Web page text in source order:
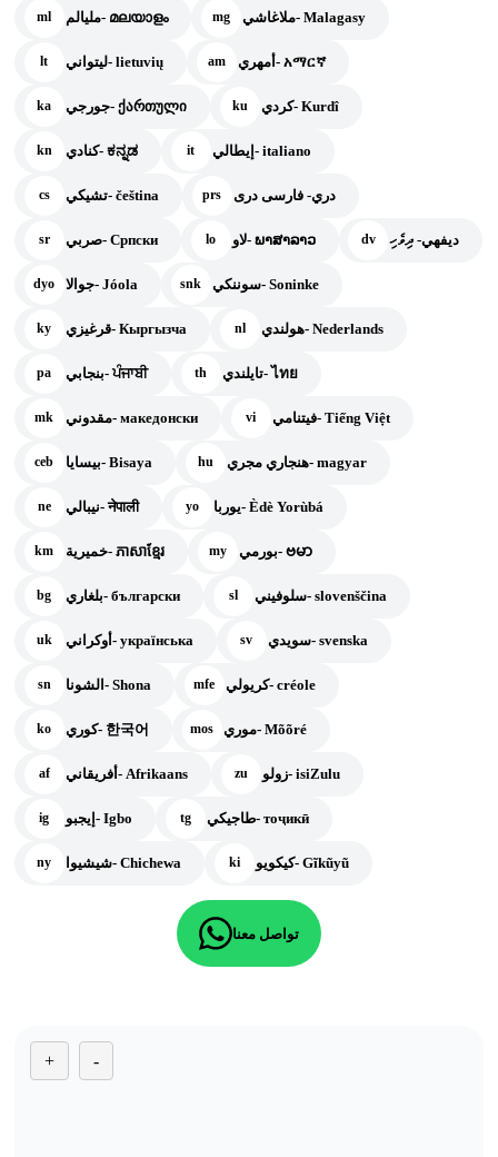
ml مليالم- മലയാളം mg ملاغاشي- Malagasy
lt ليتواني- lietuvių am أمهري- አማርኛ
ka جورجي- ქართული ku كردي- Kurdî
kn كنادي- ಕನ್ನಡ it إيطالي- italiano
cs تشيكي- čeština prs دري- فارسی دری
sr صربي- Српски lo لاو- ພາສາລາວ dv ديفهي- ދިވެހި
dyo جوالا- Jóola snk سوننكي- Soninke
ky قرغيزي- Кыргызча nl هولندي- Nederlands
pa بنجابي- ਪੰਜਾਬੀ th تايلندي- ไทย
mk مقدوني- македонски vi فيتنامي- Tiếng Việt
ceb بيسايا- Bisaya hu هنجاري مجري- magyar
ne نيبالي- नेपाली yo يوربا- Èdè Yorùbá
km خميرية- ភាសាខ្មែរ my بورمي- ဗမာ
bg بلغاري- български sl سلوفيني- slovenščina
uk أوكراني- українська sv سويدي- svenska
sn الشونا- Shona mfe كريولي- créole
ko كوري- 한국어 mos موري- Mõõré
af أفريقاني- Afrikaans zu زولو- isiZulu
ig إيجبو- Igbo tg طاجيكي- тоҷикӣ
ny شيشيوا- Chichewa ki كيكويو- Gĩkũyũ
تواصل معنا
+ -